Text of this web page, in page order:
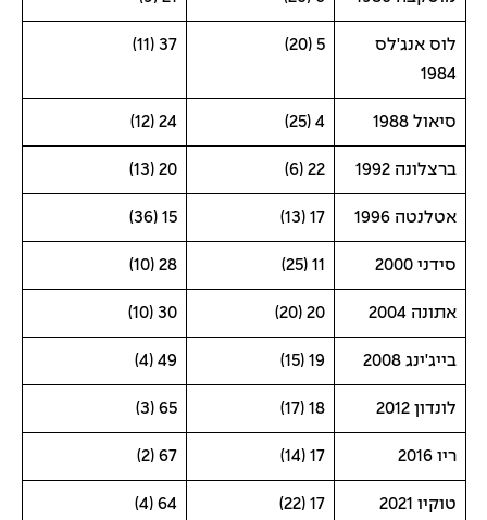
לוס אנג'לס
1984
5 (20)
37 (11)
סיאול 1988 4 (25)
24 (12)
ברצלונה 1992 22 (6)
20 (13)
אטלנטה 1996 17 (13)
15 (36)
סידני 2000 11 (25)
28 (10)
אתונה 2004 20 (20)
30 (10)
בייג'ינג 2008 19 (15)
49 (4)
לונדון 2012 18 (17)
65 (3)
ריו 2016 17 (14)
67 (2)
טוקיו 2021 17 (22)
64 (4)